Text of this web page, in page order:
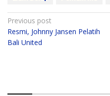
Post
navigation
Previous post
Resmi, Johnny Jansen Pelatih
Bali United